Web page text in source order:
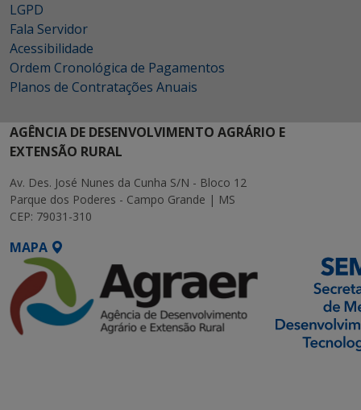
LGPD
Fala Servidor
Acessibilidade
Ordem Cronológica de Pagamentos
Planos de Contratações Anuais
AGÊNCIA DE DESENVOLVIMENTO AGRÁRIO E
EXTENSÃO RURAL
Av. Des. José Nunes da Cunha S/N - Bloco 12
Parque dos Poderes - Campo Grande | MS
CEP: 79031-310
MAPA